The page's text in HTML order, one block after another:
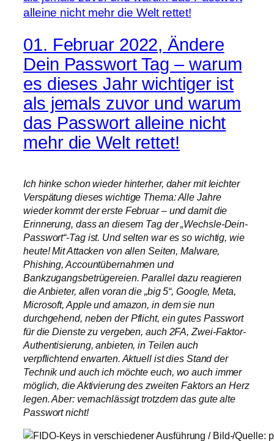
01. Februar 2022, Ändere
Dein Passwort Tag – warum
es dieses Jahr wichtiger ist
als jemals zuvor und warum
das Passwort alleine nicht
mehr die Welt rettet!
Ich hinke schon wieder hinterher, daher mit leichter
Verspätung dieses wichtige Thema: Alle Jahre
wieder kommt der erste Februar – und damit die
Erinnerung, dass an diesem Tag der „Wechsle-Dein-
Passwort“-Tag ist. Und selten war es so wichtig, wie
heute! Mit Attacken von allen Seiten, Malware,
Phishing, Accountübernahmen und
Bankzugangsbetrügereien. Parallel dazu reagieren
die Anbieter, allen voran die „big 5“, Google, Meta,
Microsoft, Apple und amazon, in dem sie nun
durchgehend, neben der Pflicht, ein gutes Passwort
für die Dienste zu vergeben, auch 2FA, Zwei-Faktor-
Authentisierung, anbieten, in Teilen auch
verpflichtend erwarten. Aktuell ist dies Stand der
Technik und auch ich möchte euch, wo auch immer
möglich, die Aktivierung des zweiten Faktors an Herz
legen. Aber: vernachlässigt trotzdem das gute alte
Passwort nicht!